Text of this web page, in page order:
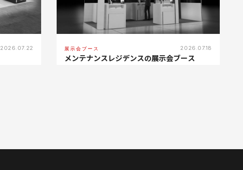
2026.07.22 展示会ブース 2026.07.18
メンテナンスレジデンスの展示会ブース